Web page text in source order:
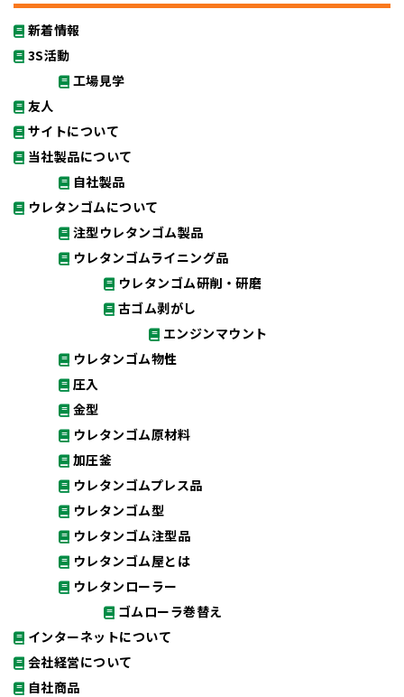
新着情報
3S活動
工場見学
友人
サイトについて
当社製品について
自社製品
ウレタンゴムについて
注型ウレタンゴム製品
ウレタンゴムライニング品
ウレタンゴム研削・研磨
古ゴム剥がし
エンジンマウント
ウレタンゴム物性
圧入
金型
ウレタンゴム原材料
加圧釜
ウレタンゴムプレス品
ウレタンゴム型
ウレタンゴム注型品
ウレタンゴム屋とは
ウレタンローラー
ゴムローラ巻替え
インターネットについて
会社経営について
自社商品